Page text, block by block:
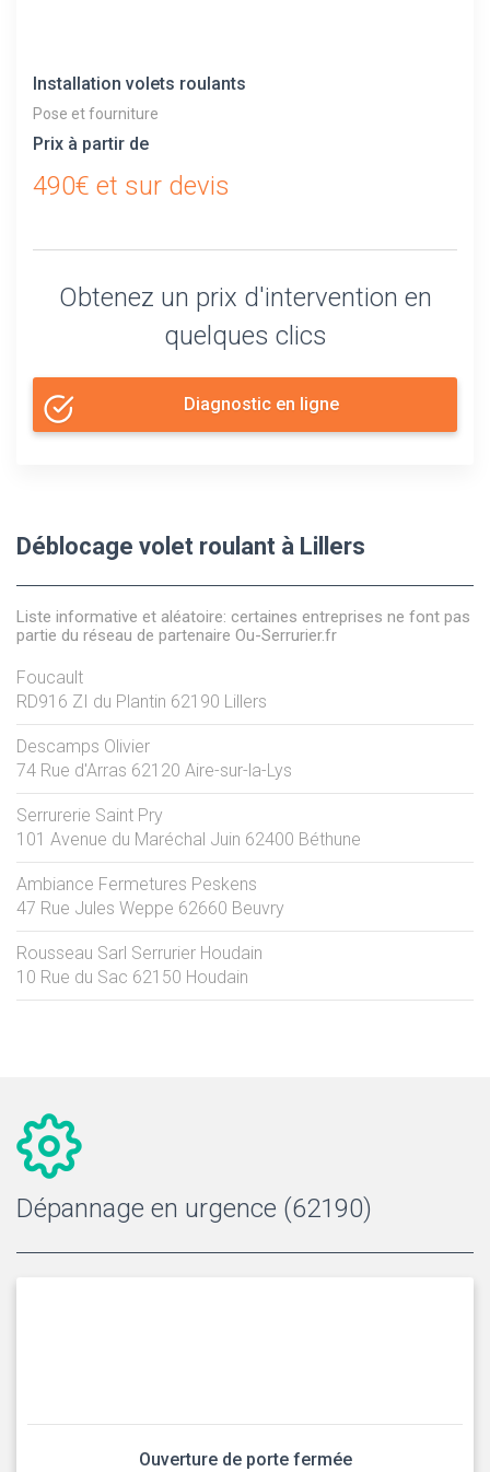
Installation volets roulants
Pose et fourniture
Prix à partir de
490€ et sur devis
Obtenez un prix d'intervention en
quelques clics
Diagnostic en ligne
Déblocage volet roulant à Lillers
Liste informative et aléatoire: certaines entreprises ne font pas
partie du réseau de partenaire Ou-Serrurier.fr
Foucault
RD916 ZI du Plantin 62190 Lillers
Descamps Olivier
74 Rue d'Arras 62120 Aire-sur-la-Lys
Serrurerie Saint Pry
101 Avenue du Maréchal Juin 62400 Béthune
Ambiance Fermetures Peskens
47 Rue Jules Weppe 62660 Beuvry
Rousseau Sarl Serrurier Houdain
10 Rue du Sac 62150 Houdain
Dépannage en urgence (62190)
Ouverture de porte fermée